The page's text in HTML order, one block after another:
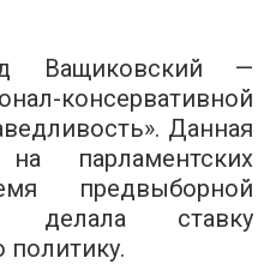
Ващиковский —
консервативной
Данная
парламентских
предвыборной
делала ставку
политику.